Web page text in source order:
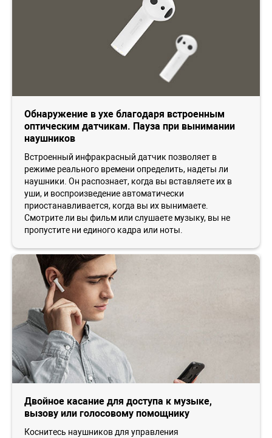
Обнаружение в ухе благодаря встроенным
оптическим датчикам. Пауза при вынимании
наушников
Встроенный инфракрасный датчик позволяет в
режиме реального времени определить, надеты ли
наушники. Он распознает, когда вы вставляете их в
уши, и воспроизведение автоматически
приостанавливается, когда вы их вынимаете.
Смотрите ли вы фильм или слушаете музыку, вы не
пропустите ни единого кадра или ноты.
Двойное касание для доступа к музыке,
вызову или голосовому помощнику
Коснитесь наушников для управления